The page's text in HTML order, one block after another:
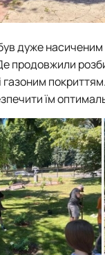
дуже
продовжили
їм